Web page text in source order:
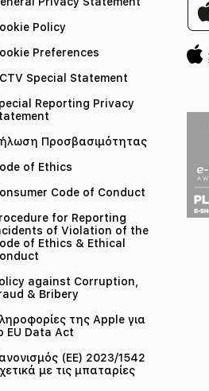
Policy
Preferences
Special Statement
Reporting Privacy
Προσβασιμότητας
of Ethics
Code of Conduct
for Reporting
of Violation of the
of Ethics & Ethical
against Corruption,
& Bribery
της Apple για
EU Data Act
(ΕΕ) 2023/1542
με τις μπαταρίες